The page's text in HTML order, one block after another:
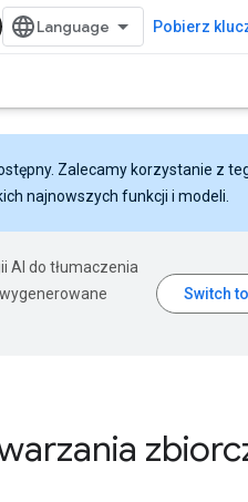
Pobierz
Zalecamy korzystanie z
najnowszych funkcji i modeli.
AI do tłumaczenia